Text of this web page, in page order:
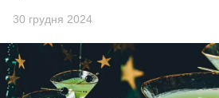
30 грудня 2024